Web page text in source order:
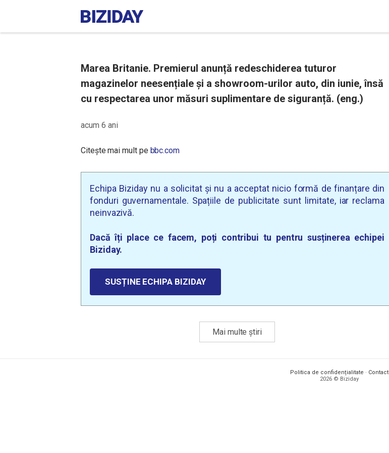
Marea Britanie. Premierul anunță redeschiderea tuturor
magazinelor neesențiale și a showroom-urilor auto, din iunie, însă
cu respectarea unor măsuri suplimentare de siguranță. (eng.)
acum 6 ani
Citește mai mult pe bbc.com
Echipa Biziday nu a solicitat și nu a acceptat nicio formă de finanțare din
fonduri guvernamentale. Spațiile de publicitate sunt limitate, iar reclama
neinvazivă.
Dacă îți place ce facem, poți contribui tu pentru susținerea echipei
Biziday.
SUSȚINE ECHIPA BIZIDAY
Mai multe știri
Politica de confidențialitate · Contact
2026 © Biziday